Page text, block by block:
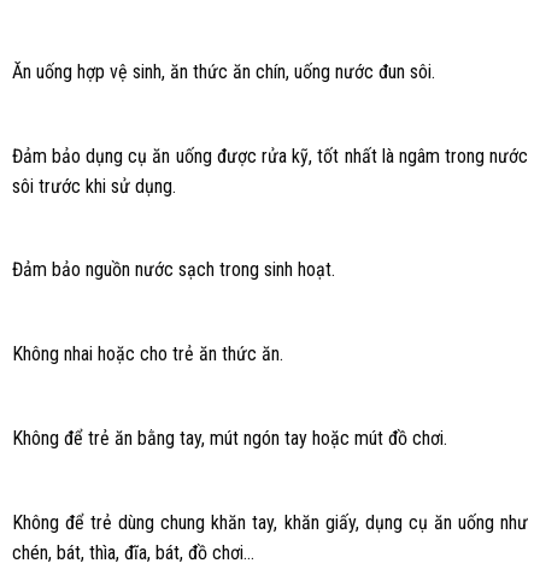
Ăn uống hợp vệ sinh, ăn thức ăn chín, uống nước đun sôi.
Đảm bảo dụng cụ ăn uống được rửa kỹ, tốt nhất là ngâm trong nước
sôi trước khi sử dụng.
Đảm bảo nguồn nước sạch trong sinh hoạt.
Không nhai hoặc cho trẻ ăn thức ăn.
Không để trẻ ăn bằng tay, mút ngón tay hoặc mút đồ chơi.
Không để trẻ dùng chung khăn tay, khăn giấy, dụng cụ ăn uống như
chén, bát, thìa, đĩa, bát, đồ chơi…